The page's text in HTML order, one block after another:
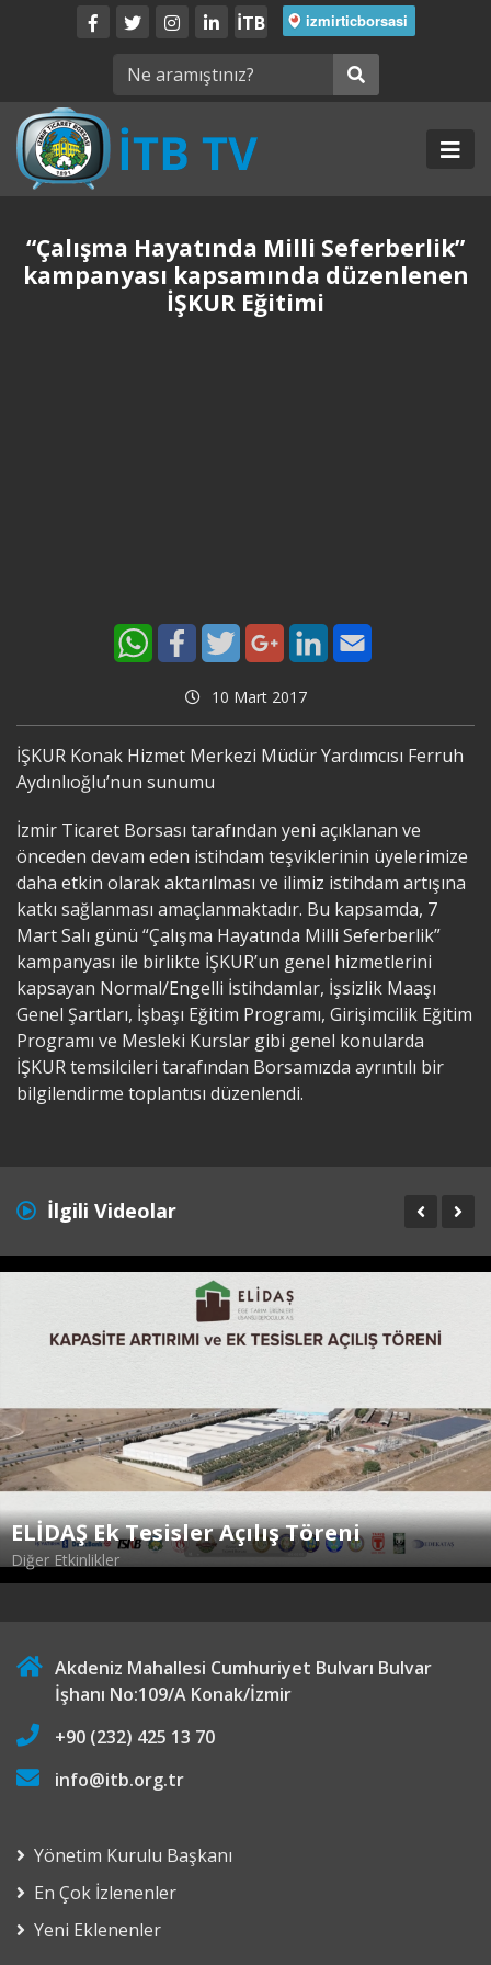
İTB
“Çalışma Hayatında Milli Seferberlik”
kampanyası kapsamında düzenlenen
İŞKUR Eğitimi
10 Mart 2017
İŞKUR Konak Hizmet Merkezi Müdür Yardımcısı Ferruh
Aydınlıoğlu’nun sunumu
İzmir Ticaret Borsası tarafından yeni açıklanan ve
önceden devam eden istihdam teşviklerinin üyelerimize
daha etkin olarak aktarılması ve ilimiz istihdam artışına
katkı sağlanması amaçlanmaktadır. Bu kapsamda, 7
Mart Salı günü “Çalışma Hayatında Milli Seferberlik”
kampanyası ile birlikte İŞKUR’un genel hizmetlerini
kapsayan Normal/Engelli İstihdamlar, İşsizlik Maaşı
Genel Şartları, İşbaşı Eğitim Programı, Girişimcilik Eğitim
Programı ve Mesleki Kurslar gibi genel konularda
İŞKUR temsilcileri tarafından Borsamızda ayrıntılı bir
bilgilendirme toplantısı düzenlendi.
İlgili Videolar
ELİDAŞ Ek Tesisler Açılış Töreni
Diğer Etkinlikler
Akdeniz Mahallesi Cumhuriyet Bulvarı Bulvar
İşhanı No:109/A Konak/İzmir
+90 (232) 425 13 70
info@itb.org.tr
Yönetim Kurulu Başkanı
En Çok İzlenenler
Yeni Eklenenler